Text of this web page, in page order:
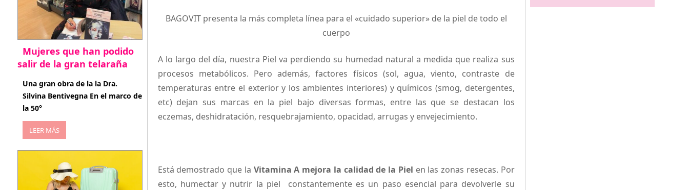
BAGOVIT presenta la más completa línea para el «cuidado superior» de la piel de todo el
cuerpo
A lo largo del día, nuestra Piel va perdiendo su humedad natural a medida que realiza sus
procesos metabólicos. Pero además, factores físicos (sol, agua, viento, contraste de
temperaturas entre el exterior y los ambientes interiores) y químicos (smog, detergentes,
etc) dejan sus marcas en la piel bajo diversas formas, entre las que se destacan los
eczemas, deshidratación, resquebrajamiento, opacidad, arrugas y envejecimiento.
Está demostrado que la Vitamina A mejora la calidad de la Piel en las zonas resecas. Por
esto, humectar y nutrir la piel constantemente es un paso esencial para devolverle su
Mujeres que han podido
salir de la gran telaraña
abril 29, 2026
Una gran obra de la la Dra.
Silvina Bentivegna En el marco de
la 50°
LEER MÁS